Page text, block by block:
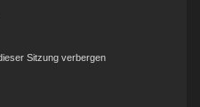
Sitzung verbergen